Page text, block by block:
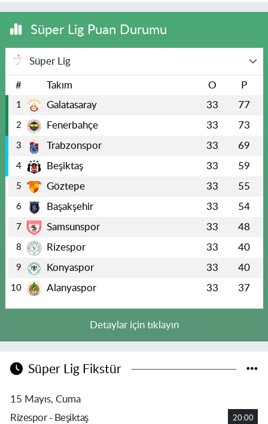
Süper Lig Puan Durumu
Süper Lig
# Takım O P
1 Galatasaray 33 77
2 Fenerbahçe 33 73
3 Trabzonspor 33 69
4 Beşiktaş 33 59
5 Göztepe 33 55
6 Başakşehir 33 54
7 Samsunspor 33 48
8 Rizespor 33 40
9 Konyaspor 33 40
10 Alanyaspor 33 37
Detaylar için tıklayın
Süper Lig Fikstür
15 Mayıs, Cuma
Rizespor - Beşiktaş
20:00